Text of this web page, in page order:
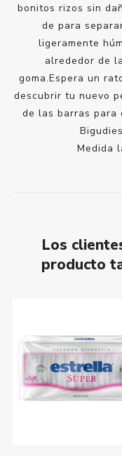
bonitos rizos sin
de para
ligeramente
alrededor de
goma.Espera un
descubrir tu nuevo
de las barras para
Medida
Los
producto